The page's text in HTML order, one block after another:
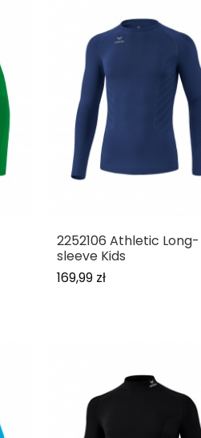
2252106 Athletic Long-
sleeve Kids
169,99 zł